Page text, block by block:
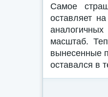
Самое
оставляет
масштаб.
вынесенные
оставался в